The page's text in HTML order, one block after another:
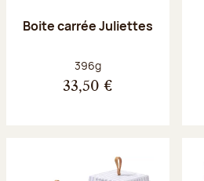
Boite carrée Juliettes
Poids net :
396g
33,50 €